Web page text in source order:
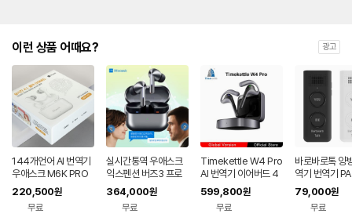
이런 상품 어때요? 광고
144개언어 AI 번역기
우애스크 M6K PRO
블루투스이어폰 실시
간통역기
220,500원
무료
실시간통역 우애스크
익스펜션 버즈3 프로
동시통역 번역기 이어
폰
364,000원
무료
Timekettle W4 Pro
AI 번역기 이어버드 4
0개 언어의 양방향 실
시간 번역 음성 지원 회
의 보조
599,800원
무료
바로바로톡 양
역기 번역기
여행 영어 중국
어 한영 음성인
79,000원
무료